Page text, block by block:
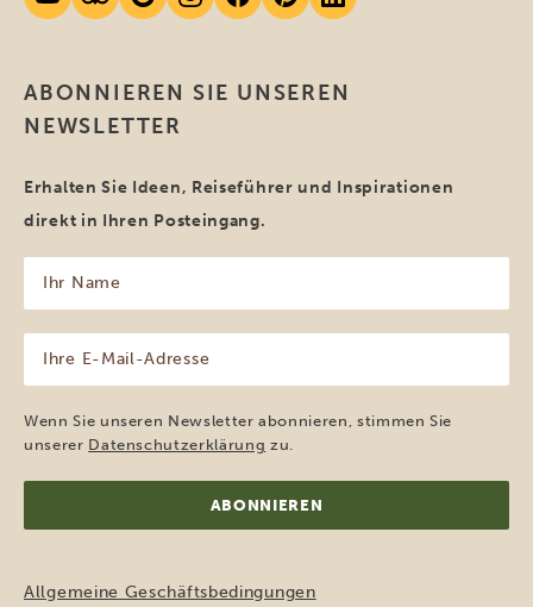
ABONNIEREN SIE UNSEREN
NEWSLETTER
Erhalten Sie Ideen, Reiseführer und Inspirationen
direkt in Ihren Posteingang.
Name
(erforderlich)
Mail-
Adresse
(erforderlich)
Wenn Sie unseren Newsletter abonnieren, stimmen Sie
unserer Datenschutzerklärung zu.
Allgemeine Geschäftsbedingungen